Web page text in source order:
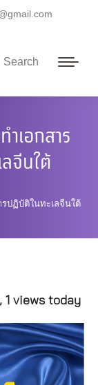
Search
เอกสาร
จีนใต้
ปฏิบัติในทะเลจีนใต้
, 1 views today